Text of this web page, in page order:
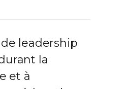
de leadership
la
et à